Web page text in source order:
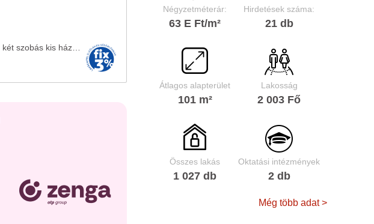
Négyzetméterár:
63 E Ft/m²
Hirdetések száma:
21 db
Átlagos alapterület
101 m²
Lakosság
2 003 Fő
Összes lakás
1 027 db
Oktatási intézmények
2 db
Még több adat >